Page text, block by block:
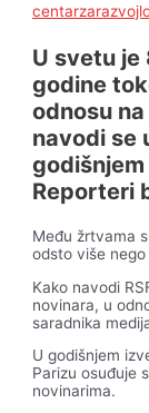
U svetu je
godine
odnosu
navodi se
Reporteri
Među žrtvama
odsto više
Kako navodi
novinara, u
saradnika
U godišnjem
Parizu osuđuje
novinarima.